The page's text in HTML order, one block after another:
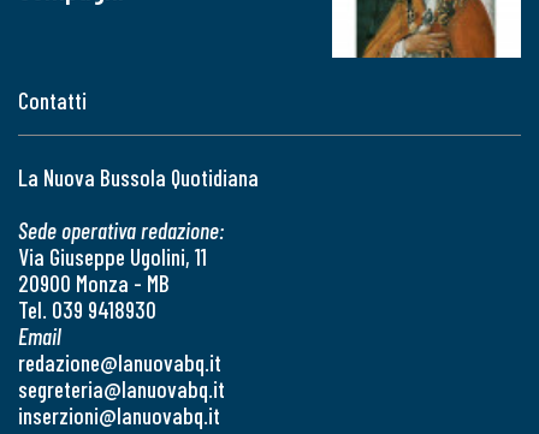
Contatti
La Nuova Bussola Quotidiana
Sede operativa redazione:
Via Giuseppe Ugolini, 11
20900 Monza - MB
Tel. 039 9418930
Email
redazione@lanuovabq.it
segreteria@lanuovabq.it
inserzioni@lanuovabq.it